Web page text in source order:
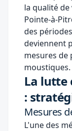
la qualité de
Pointe-à-
des
deviennent
mesures de
moustiques.
La lutte
:
Mesures
L'une des